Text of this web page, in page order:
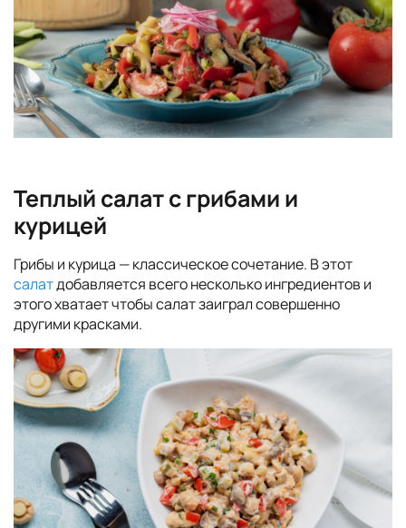
Теплый салат с грибами и
курицей
Грибы и курица — классическое сочетание. В этот
салатдобавляется всего несколько ингредиентов и
этого хватает чтобы салат заиграл совершенно
другими красками.